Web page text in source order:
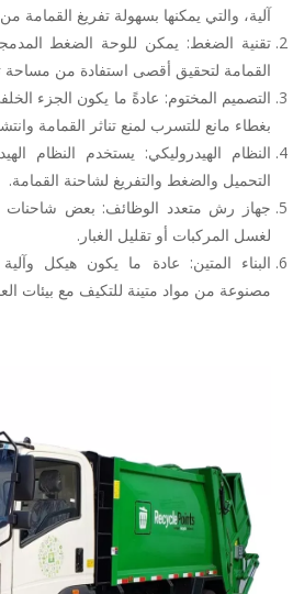
آلية، والتي يمكنها بسهولة تفريغ القمامة
تقنية الضغط: يمكن للوحة الضغط
القمامة لتحقيق أقصى استفادة من مساحة
التصميم المختوم: عادةً ما يكون الجزء
بغطاء مانع للتسرب لمنع تناثر القمامة
النظام الهيدروليكي: يستخدم النظام
التحميل والضغط والتفريغ لشاحنة القمامة.
جهاز رش متعدد الوظائف: بعض شاحنات
لغسل المركبات أو تقليل الغبار.
البناء المتين: عادة ما يكون هيكل
مصنوعة من مواد متينة للتكيف مع بيئات